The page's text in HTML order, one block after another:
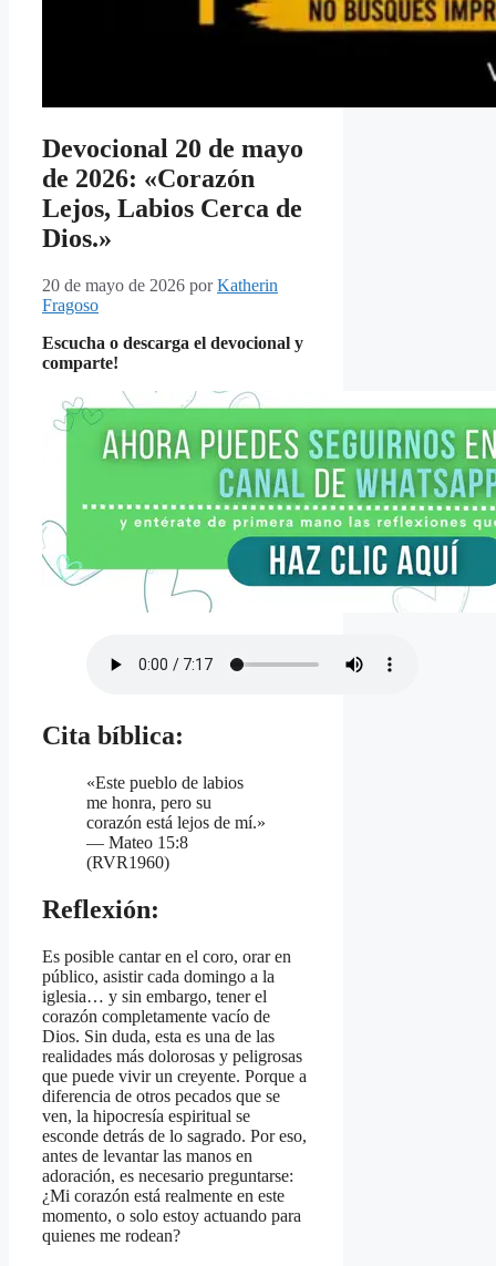
Devocional 20 de mayo
de 2026: «Corazón
Lejos, Labios Cerca de
Dios.»
20 de mayo de 2026 porKatherin
Fragoso
Escucha o descarga el devocional y
comparte!
Cita bíblica:
«Este pueblo de labios
me honra, pero su
corazón está lejos de mí.»
— Mateo 15:8
(RVR1960)
Reflexión:
Es posible cantar en el coro, orar en
público, asistir cada domingo a la
iglesia… y sin embargo, tener el
corazón completamente vacío de
Dios. Sin duda, esta es una de las
realidades más dolorosas y peligrosas
que puede vivir un creyente. Porque a
diferencia de otros pecados que se
ven, la hipocresía espiritual se
esconde detrás de lo sagrado. Por eso,
antes de levantar las manos en
adoración, es necesario preguntarse:
¿Mi corazón está realmente en este
momento, o solo estoy actuando para
quienes me rodean?